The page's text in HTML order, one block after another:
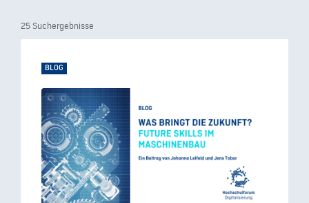
25 Suchergebnisse
BLOG